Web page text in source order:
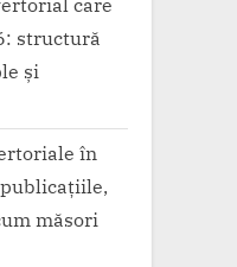
structură
și
în
măsori